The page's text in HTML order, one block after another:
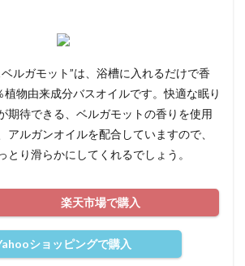
ルガモット”は、浴槽に入れるだけで香
植物由来成分バスオイルです。快適な眠り
期待できる、ベルガモットの香りを使用
アルガンオイルを配合していますので、
とり滑らかにしてくれるでしょう。
楽天市場で購入
ショッピングで購入